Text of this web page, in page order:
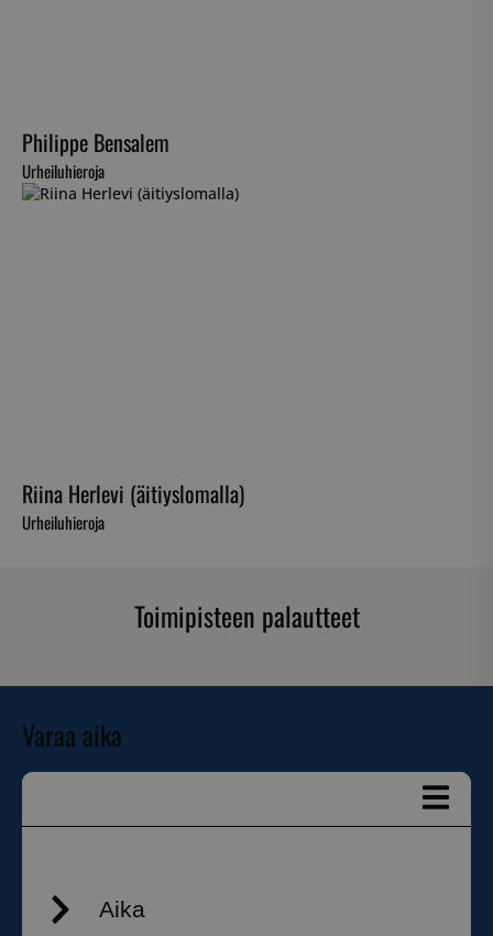
Philippe Bensalem
Urheiluhieroja
Riina Herlevi (äitiyslomalla)
Urheiluhieroja
Toimipisteen palautteet
Varaa aika